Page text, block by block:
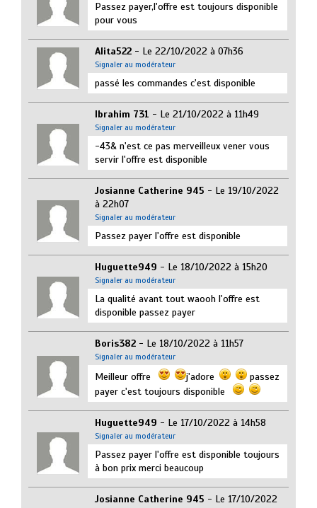
Passez payer,l'offre est toujours disponible
pour vous
Alita522 - Le 22/10/2022 à 07h36
Signaler au modérateur
passé les commandes c'est disponible
Ibrahim 731 - Le 21/10/2022 à 11h49
Signaler au modérateur
-43& n'est ce pas merveilleux vener vous
servir l'offre est disponible
Josianne Catherine 945 - Le 19/10/2022
à 22h07
Signaler au modérateur
Passez payer l'offre est disponible
Huguette949 - Le 18/10/2022 à 15h20
Signaler au modérateur
La qualité avant tout waooh l'offre est
disponible passez payer
Boris382 - Le 18/10/2022 à 11h57
Signaler au modérateur
Meilleur offre j'adore
passez
payer c'est toujours disponible
Huguette949 - Le 17/10/2022 à 14h58
Signaler au modérateur
Passez payer l'offre est disponible toujours
à bon prix merci beaucoup
Josianne Catherine 945 - Le 17/10/2022